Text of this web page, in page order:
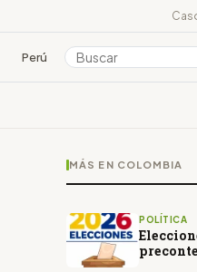
Perú Colombia
MÁS EN COLOMBIA
POLÍTICA